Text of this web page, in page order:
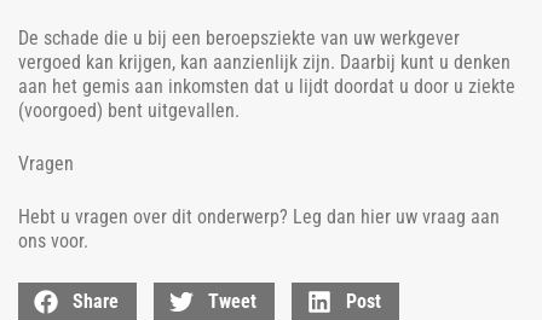
De schade die u bij een beroepsziekte van uw werkgever
vergoed kan krijgen, kan aanzienlijk zijn. Daarbij kunt u denken
aan het gemis aan inkomsten dat u lijdt doordat u door u ziekte
(voorgoed) bent uitgevallen.
Vragen
Hebt u vragen over dit onderwerp? Leg dan hier uw vraag aan
ons voor.
Share Tweet Post